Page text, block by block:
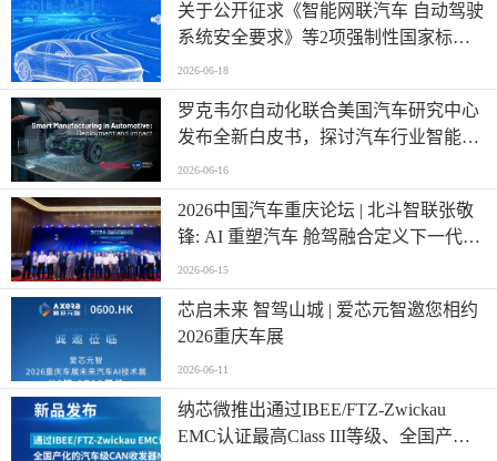
关于公开征求《智能网联汽车 自动驾驶
系统安全要求》等2项强制性国家标准
（报批稿）、《车载事故紧急呼叫系
统》强制性国家标准外文版（报批稿）
意见的公示
2026-06-18
罗克韦尔自动化联合美国汽车研究中心
发布全新白皮书，探讨汽车行业智能制
造发展新阶段
2026-06-16
2026中国汽车重庆论坛 | 北斗智联张敬
锋: AI 重塑汽车 舱驾融合定义下一代出
行
2026-06-15
芯启未来 智驾山城 | 爱芯元智邀您相约
2026重庆车展
2026-06-11
纳芯微推出通过IBEE/FTZ-Zwickau
EMC认证最高Class III等级、全国产化